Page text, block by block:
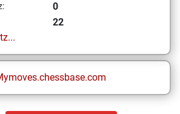
0
22